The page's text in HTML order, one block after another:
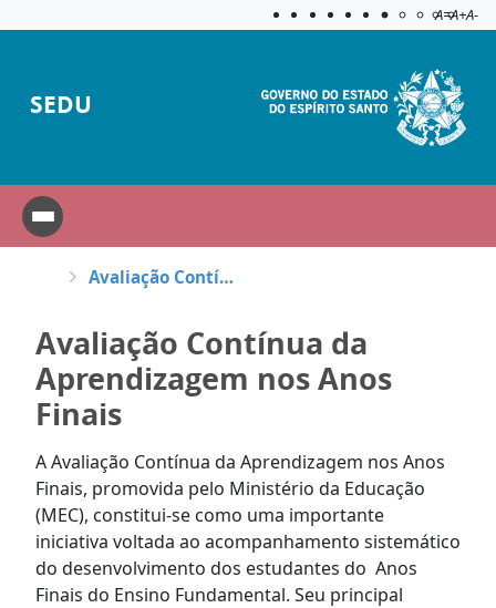
Aplicar
A=A+A-
SEDU
Avaliação Contínua da Aprendizagem nos Anos Finais
Avaliação Contínua da
Aprendizagem nos Anos
Finais
A Avaliação Contínua da Aprendizagem nos Anos
Finais, promovida pelo Ministério da Educação
(MEC), constitui-se como uma importante
iniciativa voltada ao acompanhamento sistemático
do desenvolvimento dos estudantes do Anos
Finais do Ensino Fundamental. Seu principal